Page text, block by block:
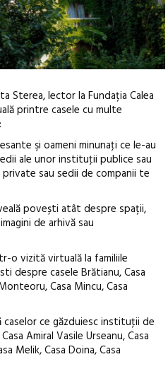
Sterea, lector la Fundația Calea
printre casele cu multe
şi oameni minunaţi ce le-au
ale unor instituţii publice sau
sau sedii de companii te
povești atât despre spații,
de arhivă sau
o vizită virtuală la familiile
despre casele Brătianu, Casa
Casa Mincu, Casa
ce găzduiesc instituţii de
Amiral Vasile Urseanu, Casa
Melik, Casa Doina, Casa